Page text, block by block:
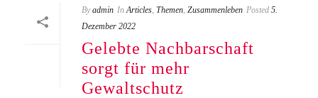
By admin In Articles Themen Zusammenleben Posted 5.
Dezember 2022
Gelebte Nachbarschaft
sorgt für mehr
Gewaltschutz